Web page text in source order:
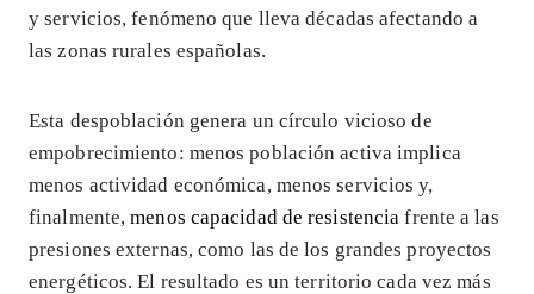
y servicios, fenómeno que lleva décadas afectando a
las zonas rurales españolas.
Esta despoblación genera un círculo vicioso de
empobrecimiento: menos población activa implica
menos actividad económica, menos servicios y,
finalmente,menos capacidad de resistencia frente a las
presiones externas, como las de los grandes proyectos
energéticos. El resultado es un territorio cada vez más